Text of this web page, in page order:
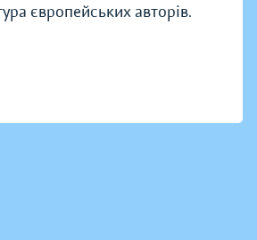
європейських авторів.